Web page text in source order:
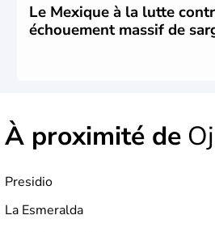
Le Mexique à la lutte
échouement massif de
À proximité de
Presidio
La Esmeralda